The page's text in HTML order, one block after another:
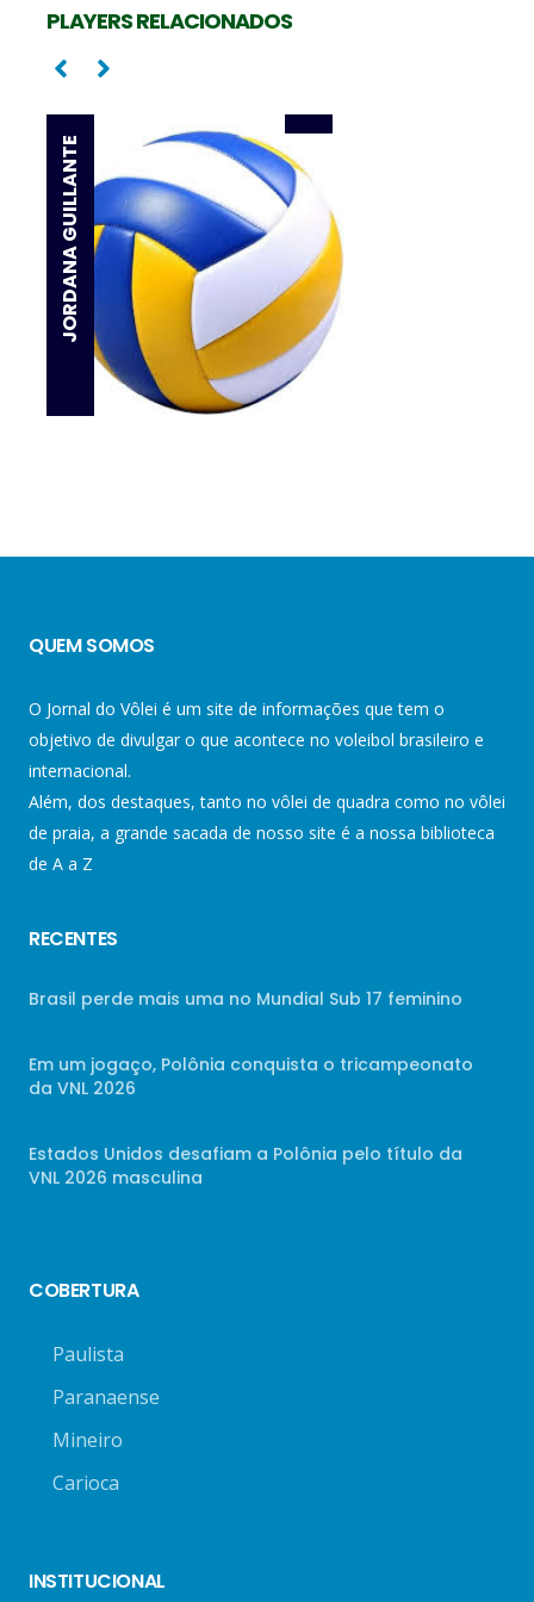
PLAYERS RELACIONADOS
JORDANA GUILLANTE
Oposta
QUEM SOMOS
O Jornal do Vôlei é um site de informações que tem o
objetivo de divulgar o que acontece no voleibol brasileiro e
internacional.
Além, dos destaques, tanto no vôlei de quadra como no vôlei
de praia, a grande sacada de nosso site é a nossa biblioteca
de A a Z
RECENTES
Brasil perde mais uma no Mundial Sub 17 feminino
Em um jogaço, Polônia conquista o tricampeonato
da VNL 2026
Estados Unidos desafiam a Polônia pelo título da
VNL 2026 masculina
COBERTURA
Paulista
Paranaense
Mineiro
Carioca
INSTITUCIONAL